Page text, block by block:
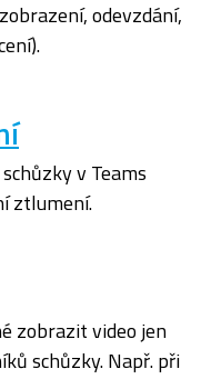
odevzdání,
v Teams
ztlumení.
zobrazit video jen
schůzky. Např. při